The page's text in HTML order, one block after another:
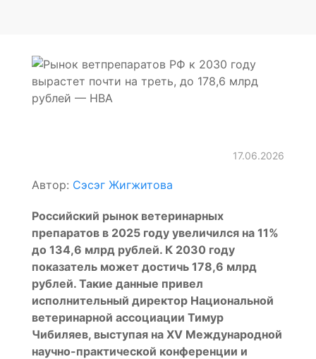
17.06.2026
Автор: Сэсэг Жигжитова
Российский рынок ветеринарных
препаратов в 2025 году увеличился на 11%
до 134,6 млрд рублей. К 2030 году
показатель может достичь 178,6 млрд
рублей. Такие данные привел
исполнительный директор Национальной
ветеринарной ассоциации Тимур
Чибиляев, выступая на XV Международной
научно-практической конференции и